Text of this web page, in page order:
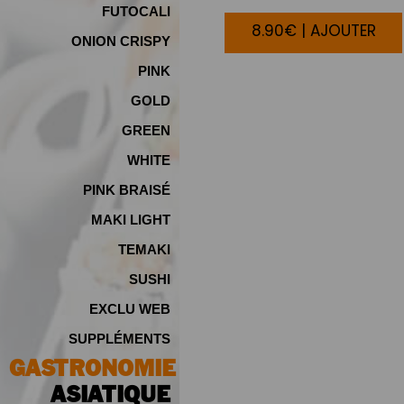
FUTOCALI
ONION CRISPY
PINK
GOLD
GREEN
WHITE
PINK BRAISÉ
MAKI LIGHT
TEMAKI
SUSHI
EXCLU WEB
SUPPLÉMENTS
GASTRONOMIE
ASIATIQUE
8.90€ | AJOUTER